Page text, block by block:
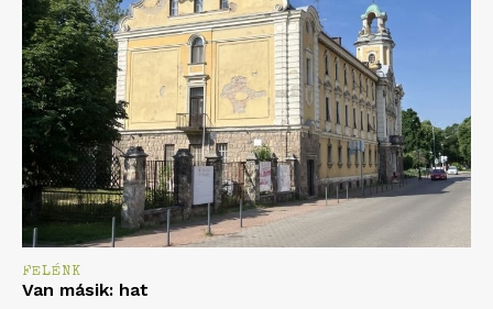
FELÉNK
Van másik: hat